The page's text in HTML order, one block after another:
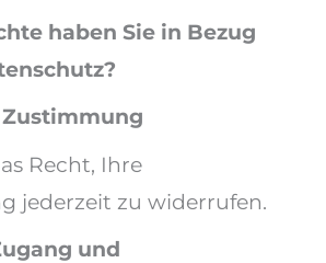
haben Sie in Bezug
Recht, Ihre
jederzeit zu widerrufen.
und